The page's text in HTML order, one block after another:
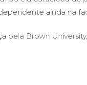
ainda na
pela Brown